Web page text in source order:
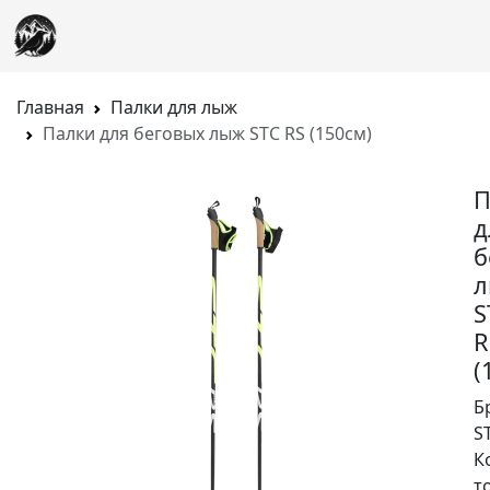
Главная
Палки для лыж
Палки для беговых лыж STC RS (150см)